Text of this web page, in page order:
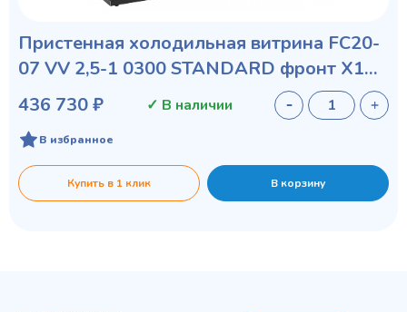
Пристенная холодильная витрина FC20-
07 VV 2,5-1 0300 STANDARD фронт X1
бок металл
436 730 ₽ ✓ В наличии
В избранное
Купить в 1 клик В корзину